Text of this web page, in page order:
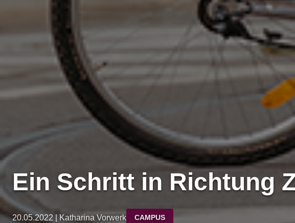
Ein Schritt in Richtung
20.05.2022 | Katharina Vorwerk CAMPUS